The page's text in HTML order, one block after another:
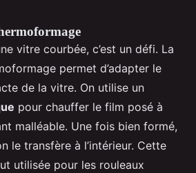
vitre courbée, c’est un défi. La
permet d’adapter le
de la vitre. On utilise un
pour chauffer le film posé à
malléable. Une fois bien formé,
le transfère à l’intérieur. Cette
utilisée pour les rouleaux